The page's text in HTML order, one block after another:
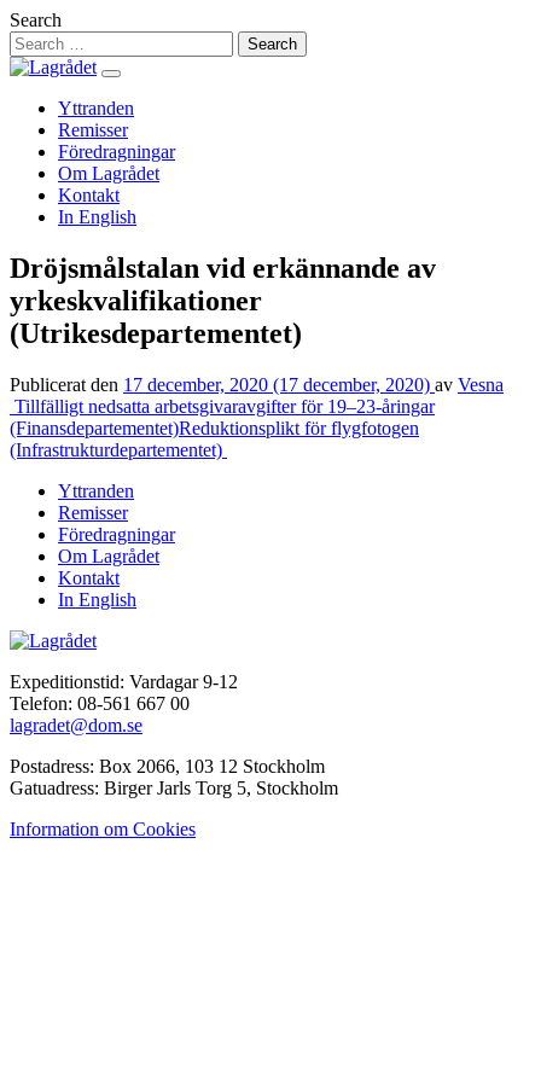
Hoppa
till
innehåll
Search
Yttranden
Remisser
Föredragningar
Om Lagrådet
Kontakt
In English
Dröjsmålstalan vid erkännande av
yrkeskvalifikationer
(Utrikesdepartementet)
Publicerat den 17 december, 2020 (17 december, 2020) av Vesna
Inläggsnavigering
Tillfälligt nedsatta arbetsgivaravgifter för 19–23-åringar
(Finansdepartementet)Reduktionsplikt för flygfotogen
(Infrastrukturdepartementet)
Yttranden
Remisser
Föredragningar
Om Lagrådet
Kontakt
In English
Expeditionstid: Vardagar 9-12
Telefon: 08-561 667 00
lagradet@dom.se
Postadress: Box 2066, 103 12 Stockholm
Gatuadress: Birger Jarls Torg 5, Stockholm
Information om Cookies